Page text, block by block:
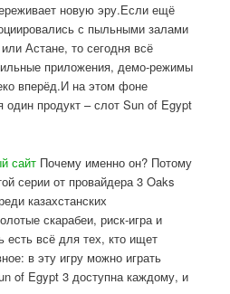
новую эру.Если ещё
с пыльными залами
Астане, то сегодня всё
приложения, демо-режимы
вперёд.И на этом фоне
один продукт – слот Sun of Egypt
сайт Почему именно он? Потому
серии от провайдера 3 Oaks
казахстанских
скарабеи, риск-игра и
всё для тех, кто ищет
в эту игру можно играть
of Egypt 3 доступна каждому, и